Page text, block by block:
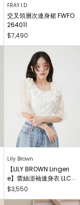
FRAY I.D
交叉領層次連身裙 FWFO
264011
$7,490
Lily Brown
【LILY BROWN Lingeri
e】蕾絲澎袖連身衣 LLCO
262503
$3,550